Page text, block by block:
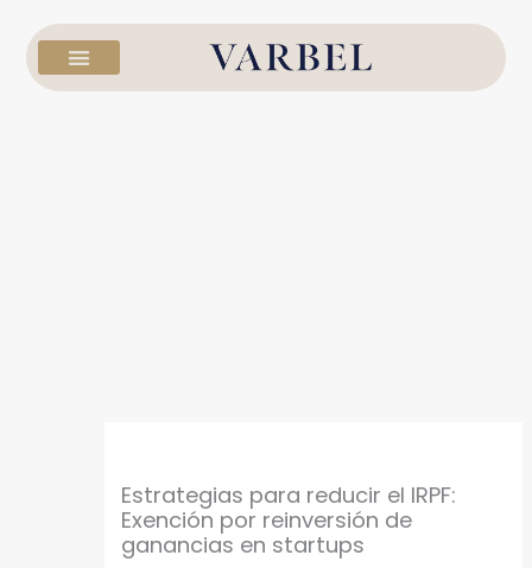
contenido
Estrategias para reducir el IRPF:
Exención por reinversión de
ganancias en startups